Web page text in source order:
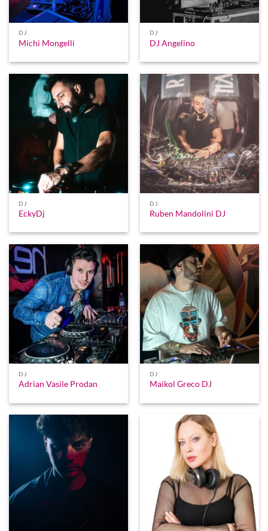
DJ
Michi Mongelli
DJ
DJ Angelino
DJ
EckyDj
DJ
Ruben Mandolini DJ
DJ
Adrian Vasile Prodan
DJ
Maikol Greco DJ